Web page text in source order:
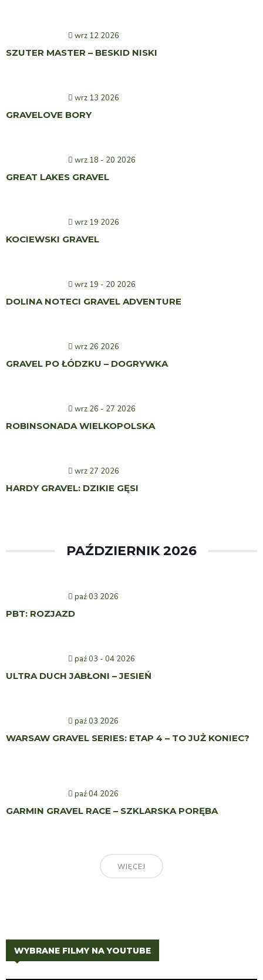
wrz 12 2026
SZUTER MASTER – BESKID NISKI
wrz 13 2026
GRAVELOVE BORY
wrz 18 - 20 2026
GREAT LAKES GRAVEL
wrz 19 2026
KOCIEWSKI GRAVEL
wrz 19 - 20 2026
DOLINA NOTECI GRAVEL ADVENTURE
wrz 26 2026
GRAVEL PO ŁÓDZKU – DOGRYWKA
wrz 26 - 27 2026
ROBINSONADA WIELKOPOLSKA
wrz 27 2026
HARDY GRAVEL: DZIKIE GĘSI
PAŹDZIERNIK 2026
paź 03 2026
PBT: ROZJAZD
paź 03 - 04 2026
ULTRA DUCH JABŁONI – JESIEŃ
paź 03 2026
WARSAW GRAVEL SERIES: ETAP 4 – TO JUŻ KONIEC?
paź 04 2026
GARMIN GRAVEL RACE – SZKLARSKA PORĘBA
WIĘCEJ
WYBRANE FILMY NA YOUTUBE